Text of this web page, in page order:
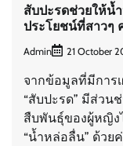
สับปะรดช่วยให้น้
ประโยชน์ที่สาวๆ
Admin 21 October
จากข้อมูลที่มีการ
“สับปะรด” มีส่วน
สืบพันธุ์ของผู้หญิง
“น้ำหล่อลื่น” ด้วย